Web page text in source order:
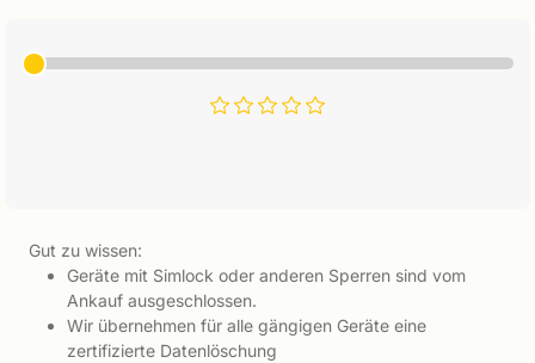
Gut zu wissen:
Geräte mit Simlock oder anderen Sperren sind vom
Ankauf ausgeschlossen.
Wir übernehmen für alle gängigen Geräte eine
zertifizierte Datenlöschung